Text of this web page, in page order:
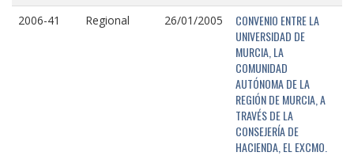
2006-41 Regional 26/01/2005
CONVENIO ENTRE LA
UNIVERSIDAD DE
MURCIA, LA
COMUNIDAD
AUTÓNOMA DE LA
REGIÓN DE MURCIA, A
TRAVÉS DE LA
CONSEJERÍA DE
HACIENDA, EL EXCMO.